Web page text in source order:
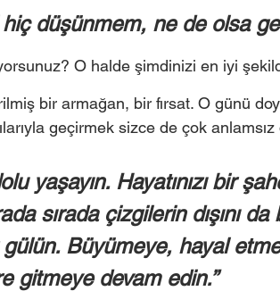
hiç düşünmem, ne de olsa
O halde şimdinizi en iyi
bir armağan, bir fırsat. O günü
geçirmek sizce de çok
yaşayın. Hayatınızı bir
sırada çizgilerin dışını
Büyümeye, hayal
gitmeye devam edin.”